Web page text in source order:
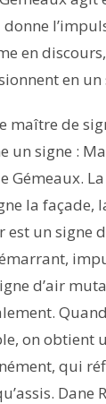
en
en un
maître de
un signe :
Gémeaux.
la façade,
est un signe
d’air
on obtient
qui
Dane